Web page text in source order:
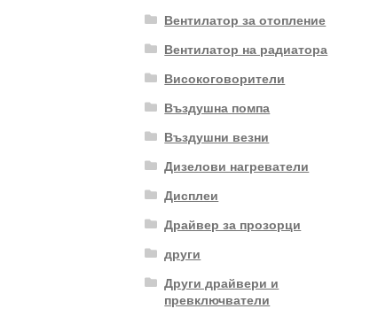
Вентилатор за отопление
Вентилатор на радиатора
Високоговорители
Въздушна помпа
Въздушни везни
Дизелови нагреватели
Дисплеи
Драйвер за прозорци
други
Други драйвери и
превключватели